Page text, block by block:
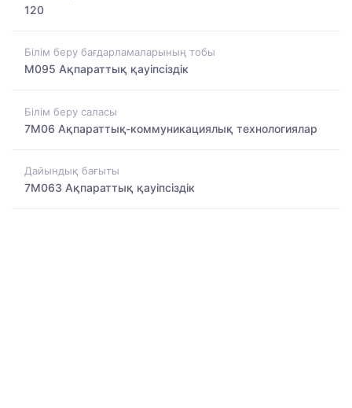
120
Білім беру бағдарламаларының тобы
M095 Ақпараттық қауіпсіздік
Білім беру саласы
7M06 Ақпараттық-коммуникациялық технологиялар
Дайындық бағыты
7M063 Ақпараттық қауіпсіздік